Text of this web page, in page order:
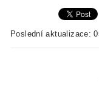
Poslední aktualizace: